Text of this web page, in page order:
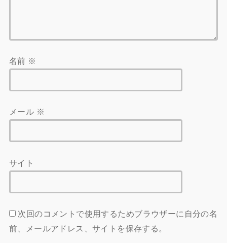
名前 ※
メール ※
サイト
次回のコメントで使用するためブラウザーに自分の名
前、メールアドレス、サイトを保存する。